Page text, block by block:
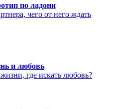
по ладони
чего от него ждать
и любовь
где искать любовь?